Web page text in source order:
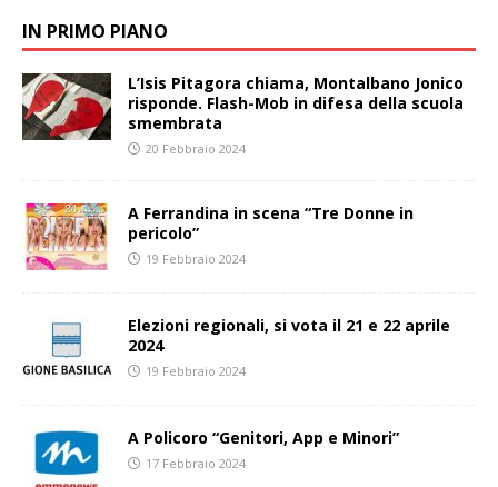
IN PRIMO PIANO
L’Isis Pitagora chiama, Montalbano Jonico
risponde. Flash-Mob in difesa della scuola
smembrata
20 Febbraio 2024
A Ferrandina in scena “Tre Donne in
pericolo”
19 Febbraio 2024
Elezioni regionali, si vota il 21 e 22 aprile
2024
19 Febbraio 2024
A Policoro “Genitori, App e Minori”
17 Febbraio 2024